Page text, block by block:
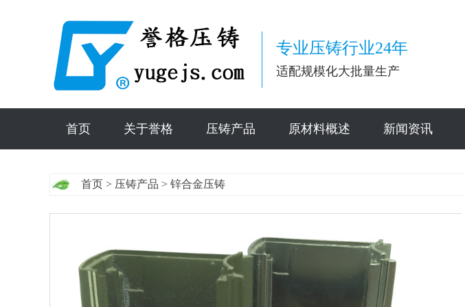
专业压铸行业24年
适配规模化大批量生产
首页 关于誉格 压铸产品 原材料概述 新闻资讯
首页 > 压铸产品 > 锌合金压铸